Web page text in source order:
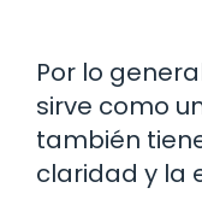
Por lo
sirve como
también
claridad y la